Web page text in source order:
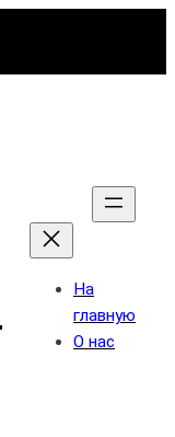
На
главную
О нас